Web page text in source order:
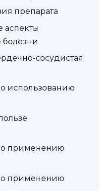
препарата
аспекты
сосудистая
использованию
применению
применению